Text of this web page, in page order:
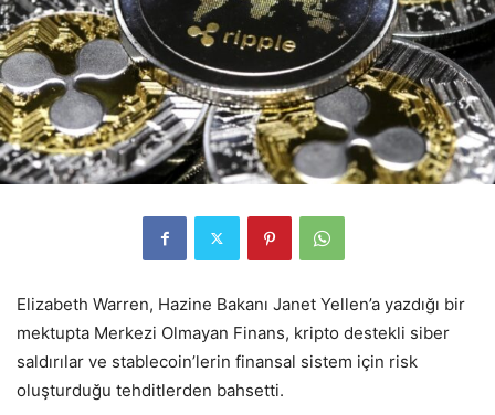
Elizabeth Warren, Hazine Bakanı Janet Yellen’a yazdığı bir
mektupta Merkezi Olmayan Finans, kripto destekli siber
saldırılar ve stablecoin’lerin finansal sistem için risk
oluşturduğu tehditlerden bahsetti.